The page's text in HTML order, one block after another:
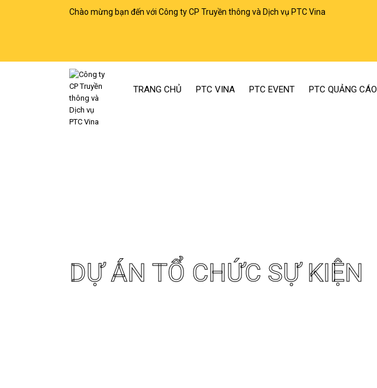
Chào mừng bạn đến với Công ty CP Truyền thông và Dịch vụ PTC Vina
TRANG CHỦ PTC VINA PTC EVENT PTC QUẢNG CÁO
DỰ ÁN TỔ CHỨC SỰ KIỆN